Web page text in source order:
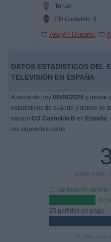
Teruel
CD Castellón B
Aragón Deporte
DATOS ESTADÍSTICOS DEL
TELEVISIÓN EN ESPAÑA
A fecha de hoy 06/08/2026 y desde
estadísticos de cuándo y dónde se
equipo CD Castellón B en España,
los siguientes datos:
PARTIDOS
11 partidos en abierto
25 partidos de pago
ÚLTIMO